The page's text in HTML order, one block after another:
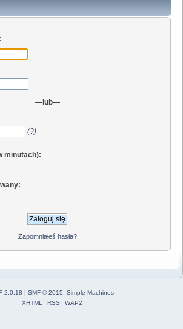
—lub—
(?)
minutach):
Zapomniałeś hasła?
2.0.18 SMF © 2015, Simple Machines
XHTML
RSS WAP2